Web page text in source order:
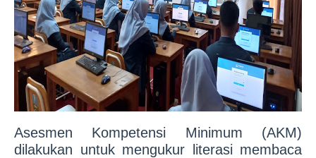
Asesmen Kompetensi Minimum (AKM)
dilakukan untuk mengukur literasi membaca